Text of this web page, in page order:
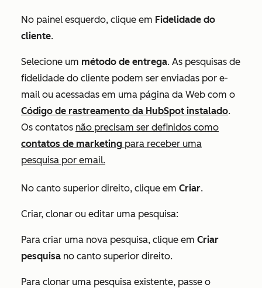
No painel esquerdo, clique em Fidelidade do
cliente.
Selecione um método de entrega. As pesquisas de
fidelidade do cliente podem ser enviadas por e-
mail ou acessadas em uma página da Web com o
Código de rastreamento da HubSpot instalado.
Os contatos não precisam ser definidos como
contatos de marketing para receber uma
pesquisa por email.
No canto superior direito, clique em Criar.
Criar, clonar ou editar uma pesquisa:
Para criar uma nova pesquisa, clique em Criar
pesquisa no canto superior direito.
Para clonar uma pesquisa existente, passe o